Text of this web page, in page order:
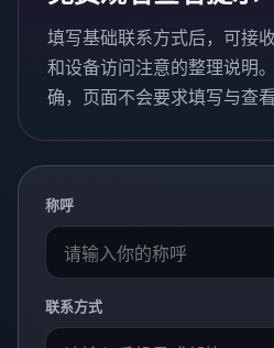
填写基础联系方式后，可接
和设备访问注意的整理说明
确，页面不会要求填写与查
称呼
联系方式